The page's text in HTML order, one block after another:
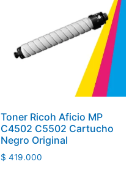
Toner Ricoh Aficio MP
C4502 C5502 Cartucho
Negro Original
$ 419.000